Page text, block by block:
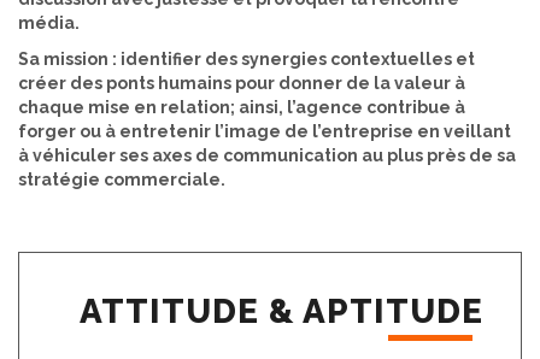
média.
Sa mission : identifier des synergies contextuelles et
créer des ponts humains pour donner de la valeur à
chaque mise en relation; ainsi, l’agence contribue à
forger ou à entretenir l’image de l’entreprise en veillant
à véhiculer ses axes de communication au plus près de sa
stratégie commerciale.
ATTITUDE & APTITUDE